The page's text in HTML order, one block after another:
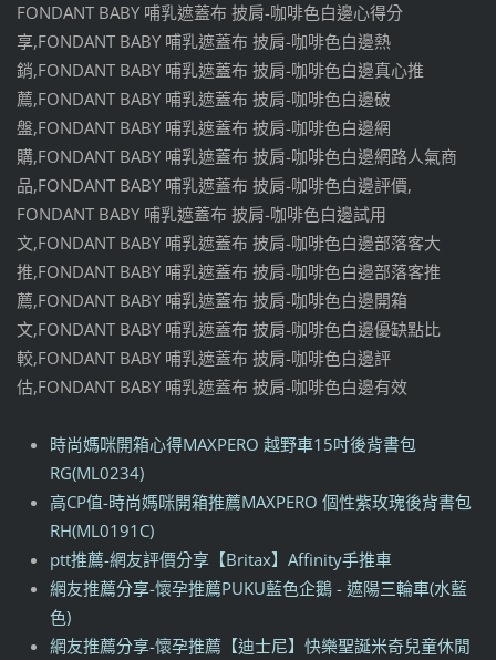
FONDANT BABY 哺乳遮蓋布 披肩-咖啡色白邊心得分
享,FONDANT BABY 哺乳遮蓋布 披肩-咖啡色白邊熱
銷,FONDANT BABY 哺乳遮蓋布 披肩-咖啡色白邊真心推
薦,FONDANT BABY 哺乳遮蓋布 披肩-咖啡色白邊破
盤,FONDANT BABY 哺乳遮蓋布 披肩-咖啡色白邊網
購,FONDANT BABY 哺乳遮蓋布 披肩-咖啡色白邊網路人氣商
品,FONDANT BABY 哺乳遮蓋布 披肩-咖啡色白邊評價,
FONDANT BABY 哺乳遮蓋布 披肩-咖啡色白邊試用
文,FONDANT BABY 哺乳遮蓋布 披肩-咖啡色白邊部落客大
推,FONDANT BABY 哺乳遮蓋布 披肩-咖啡色白邊部落客推
薦,FONDANT BABY 哺乳遮蓋布 披肩-咖啡色白邊開箱
文,FONDANT BABY 哺乳遮蓋布 披肩-咖啡色白邊優缺點比
較,FONDANT BABY 哺乳遮蓋布 披肩-咖啡色白邊評
估,FONDANT BABY 哺乳遮蓋布 披肩-咖啡色白邊有效
時尚媽咪開箱心得MAXPERO 越野車15吋後背書包
RG(ML0234)
高CP值-時尚媽咪開箱推薦MAXPERO 個性紫玫瑰後背書包
RH(ML0191C)
ptt推薦-網友評價分享【Britax】Affinity手推車
網友推薦分享-懷孕推薦PUKU藍色企鵝 - 遮陽三輪車(水藍
色)
網友推薦分享-懷孕推薦【迪士尼】快樂聖誕米奇兒童休閒